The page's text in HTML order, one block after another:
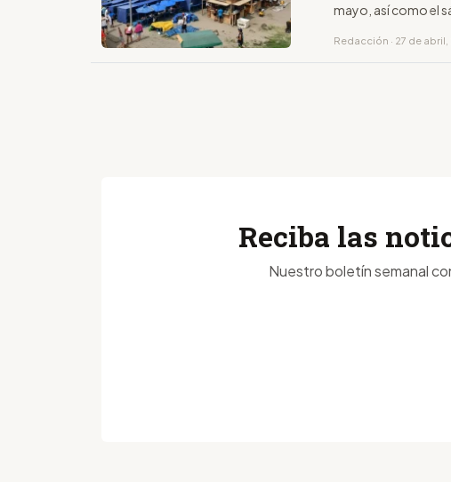
mayo, así como el
Redacción · 27 de
Reciba las
Nuestro boletín semanal